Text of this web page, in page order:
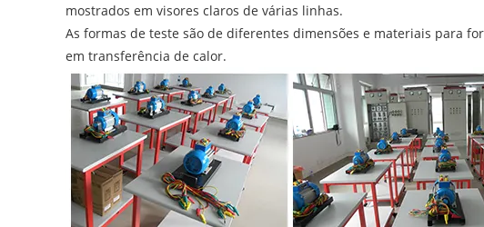
mostrados em visores claros de várias linhas.
As formas de teste são de diferentes dimensões e materiais para
em transferência de calor.